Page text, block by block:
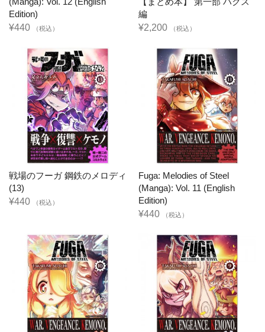
Edition)
¥440
（税込）
編
¥2,200
（税込）
戦場のフーガ 鋼鉄のメロディ
(13)
¥440
（税込）
Fuga: Melodies of Steel
(Manga): Vol. 11 (English
Edition)
¥440
（税込）